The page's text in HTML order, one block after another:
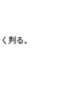
判る。